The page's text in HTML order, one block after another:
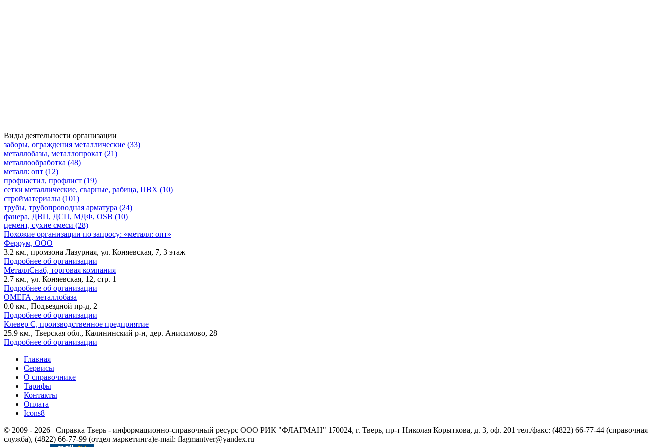
Виды деятельности организации
заборы, ограждения металлические (33)
металлобазы, металлопрокат (21)
металлообработка (48)
металл: опт (12)
профнастил, профлист (19)
сетки металлические, сварные, рабица, ПВХ (10)
стройматериалы (101)
трубы, трубопроводная арматура (24)
фанера, ДВП, ДСП, МДФ, OSB (10)
цемент, сухие смеси (28)
Похожие организации по запросу: «металл: опт»
Феррум, ООО
3.2 км., промзона Лазурная, ул. Коняевская, 7, 3 этаж
Подробнее об организации
МеталлСнаб, торговая компания
2.7 км., ул. Коняевская, 12, стр. 1
Подробнее об организации
ОМЕГА, металлобаза
0.0 км., Подъездной пр-д, 2
Подробнее об организации
Клевер С, производственное предприятие
25.9 км., Тверская обл., Калининский р-н, дер. Анисимово, 28
Подробнее об организации
Главная
Сервисы
О справочнике
Тарифы
Контакты
Оплата
Icons8
© 2009 - 2026 | Справка Тверь - информационно-справочный ресурс ООО РИК "ФЛАГМАН" 170024, г. Тверь, пр-т Николая Корыткова, д. 3, оф. 201 тел./факс: (4822) 66-77-44 (справочная
служба), (4822) 66-77-99 (отдел маркетинга)e-mail: flagmantver@yandex.ru